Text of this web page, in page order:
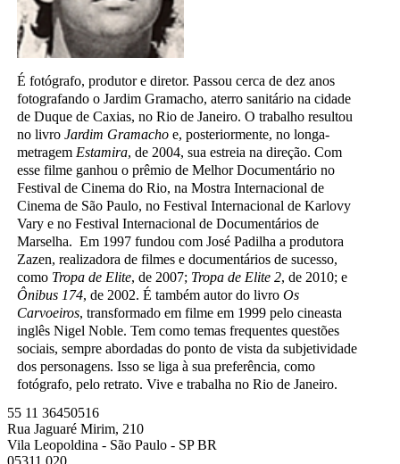
É fotógrafo, produtor e diretor. Passou cerca de dez anos
fotografando o Jardim Gramacho, aterro sanitário na cidade
de Duque de Caxias, no Rio de Janeiro. O trabalho resultou
no livro Jardim Gramacho e, posteriormente, no longa-
metragem Estamira, de 2004, sua estreia na direção. Com
esse filme ganhou o prêmio de Melhor Documentário no
Festival de Cinema do Rio, na Mostra Internacional de
Cinema de São Paulo, no Festival Internacional de Karlovy
Vary e no Festival Internacional de Documentários de
Marselha. Em 1997 fundou com José Padilha a produtora
Zazen, realizadora de filmes e documentários de sucesso,
como Tropa de Elite, de 2007; Tropa de Elite 2, de 2010; e
Ônibus 174, de 2002. É também autor do livro Os
Carvoeiros, transformado em filme em 1999 pelo cineasta
inglês Nigel Noble. Tem como temas frequentes questões
sociais, sempre abordadas do ponto de vista da subjetividade
dos personagens. Isso se liga à sua preferência, como
fotógrafo, pelo retrato. Vive e trabalha no Rio de Janeiro.
55 11 36450516
Rua Jaguaré Mirim, 210
Vila Leopoldina - São Paulo - SP BR